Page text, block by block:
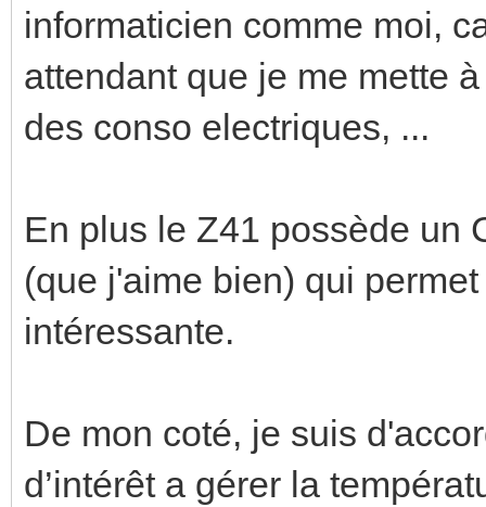
informaticien comme moi,
attendant que je me mette
des conso electriques, ...
En plus le Z41 possède un
(que j'aime bien) qui
intéressante.
De mon coté, je suis
d’intérêt a gérer la